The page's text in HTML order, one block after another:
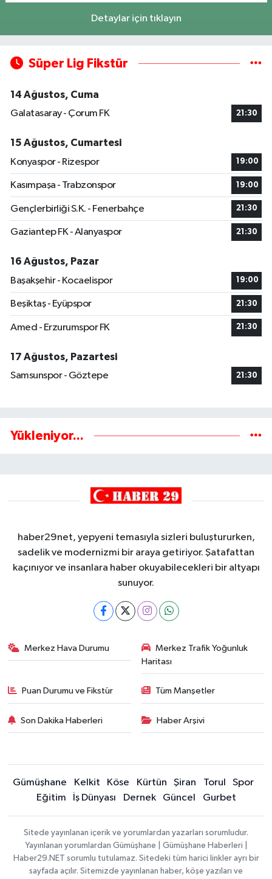
Detaylar için tıklayın
Süper Lig Fikstür
14 Ağustos, Cuma
Galatasaray - Çorum FK
21:30
15 Ağustos, Cumartesi
Konyaspor - Rizespor
19:00
Kasımpaşa - Trabzonspor 19:00
Gençlerbirliği S.K. - Fenerbahçe 21:30
Gaziantep FK - Alanyaspor 21:30
16 Ağustos, Pazar
Başakşehir - Kocaelispor
19:00
Beşiktaş - Eyüpspor 21:30
Amed - Erzurumspor FK 21:30
17 Ağustos, Pazartesi
Samsunspor - Göztepe
21:30
Yükleniyor...
haber29net, yepyeni temasıyla sizleri buluştururken,
sadelik ve modernizmi bir araya getiriyor. Şatafattan
kaçınıyor ve insanlara haber okuyabilecekleri bir altyapı
sunuyor.
Merkez Hava Durumu
Merkez Trafik Yoğunluk
Haritası
Puan Durumu ve Fikstür Tüm Manşetler
Son Dakika Haberleri Haber Arşivi
Gümüşhane Kelkit Köse Kürtün Şiran Torul
Spor
Eğitim
İş Dünyası Dernek Güncel Gurbet
Sitede yayınlanan içerik ve yorumlardan yazarları sorumludur.
Yayınlanan yorumlardan Gümüşhane | Gümüşhane Haberleri |
Haber29.NET sorumlu tutulamaz. Sitedeki tüm harici linkler ayrı bir
sayfada açılır. Sitemizde yayınlanan haber, köşe yazıları ve